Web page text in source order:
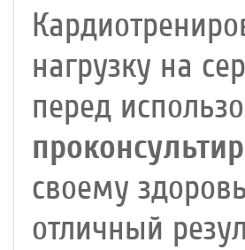
нагрузку на
перед
своему
отличный